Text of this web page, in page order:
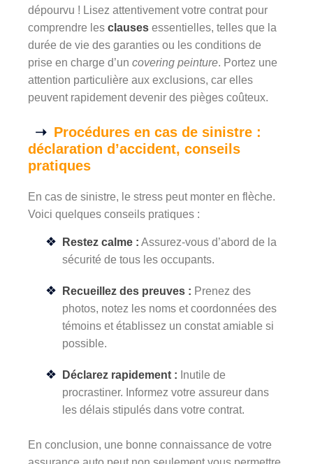
dépourvu ! Lisez attentivement votre contrat pour
comprendre les clauses essentielles, telles que la
durée de vie des garanties ou les conditions de
prise en charge d’un covering peinture. Portez une
attention particulière aux exclusions, car elles
peuvent rapidement devenir des pièges coûteux.
Procédures en cas de sinistre :
déclaration d’accident, conseils
pratiques
En cas de sinistre, le stress peut monter en flèche.
Voici quelques conseils pratiques :
Restez calme : Assurez-vous d’abord de la
sécurité de tous les occupants.
Recueillez des preuves : Prenez des
photos, notez les noms et coordonnées des
témoins et établissez un constat amiable si
possible.
Déclarez rapidement : Inutile de
procrastiner. Informez votre assureur dans
les délais stipulés dans votre contrat.
En conclusion, une bonne connaissance de votre